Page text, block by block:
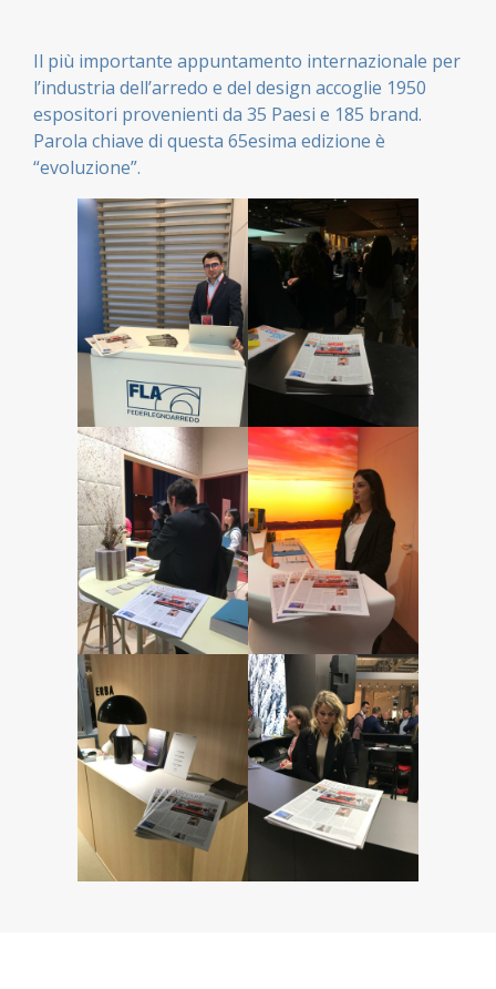
Il più importante appuntamento internazionale per
l’industria dell’arredo e del design accoglie 1950
espositori provenienti da 35 Paesi e 185 brand.
Parola chiave di questa 65esima edizione è
“evoluzione”.